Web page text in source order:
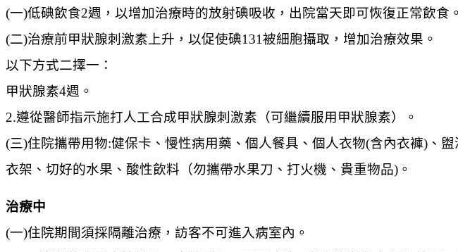
(一)低碘飲食2週，以增加治療時的放射碘吸收，出院當天即可恢復正常飲食。
(二)治療前甲狀腺刺激素上升，以促使碘131被細胞攝取，增加治療效果。
以下方式二
甲狀腺素4週。
2.遵從醫師指示施打人工合成甲狀腺刺激素（可繼續服用甲狀腺素）。
(三)住院攜帶用物:健保卡、慢性病用藥、個人餐具、個人衣物(含內衣褲)、
衣架、切好的水果、酸性飲料（勿攜帶水果刀、打火機、貴重物品)。
治療中
(一)住院期間須採隔離治療，訪客不可進入病室內。